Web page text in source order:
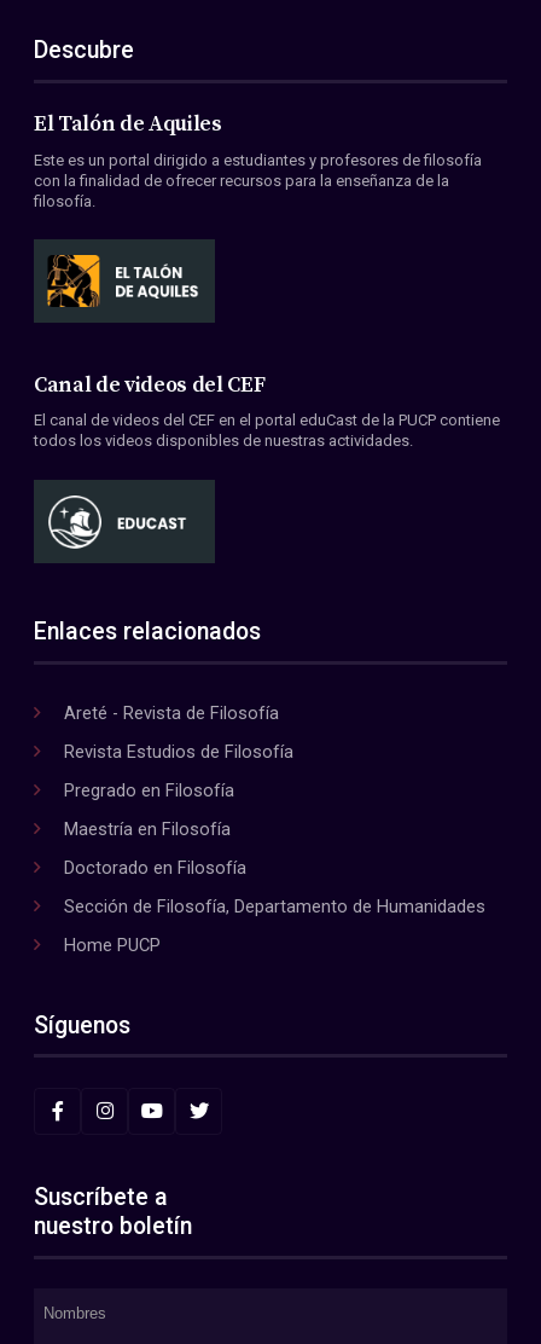
Descubre
El Talón de Aquiles
Este es un portal dirigido a estudiantes y profesores de filosofía
con la finalidad de ofrecer recursos para la enseñanza de la
filosofía.
Canal de videos del CEF
El canal de videos del CEF en el portal eduCast de la PUCP contiene
todos los videos disponibles de nuestras actividades.
Enlaces relacionados
Areté - Revista de Filosofía
Revista Estudios de Filosofía
Pregrado en Filosofía
Maestría en Filosofía
Doctorado en Filosofía
Sección de Filosofía, Departamento de Humanidades
Home PUCP
Síguenos
Suscríbete a
nuestro boletín